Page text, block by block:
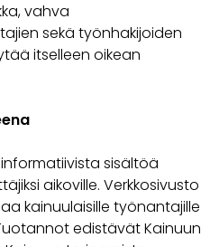
vahva
sekä työnhakijoiden
itselleen oikean
sisältöä
aikoville. Verkkosivusto
kainuulaisille työnantajille
edistävät Kainuun